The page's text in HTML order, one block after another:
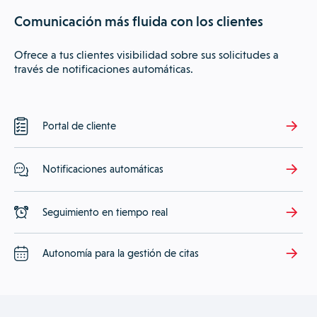
Comunicación más fluida con los clientes
Ofrece a tus clientes visibilidad sobre sus solicitudes a
través de notificaciones automáticas.
Portal de cliente
Notificaciones automáticas
Seguimiento en tiempo real
Autonomía para la gestión de citas